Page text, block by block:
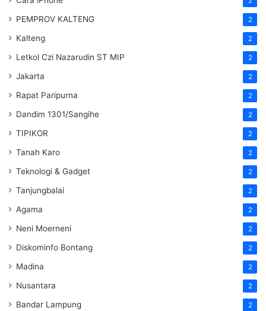
PEMPROV KALTENG 2
Kalteng 2
Letkol Czi Nazarudin ST MIP 2
Jakarta 2
Rapat Paripurna 2
Dandim 1301/Sangihe 2
TIPIKOR 2
Tanah Karo 2
Teknologi & Gadget 2
Tanjungbalai 2
Agama 2
Neni Moerneni 2
Diskominfo Bontang 2
Madina 2
Nusantara 2
Bandar Lampung 2